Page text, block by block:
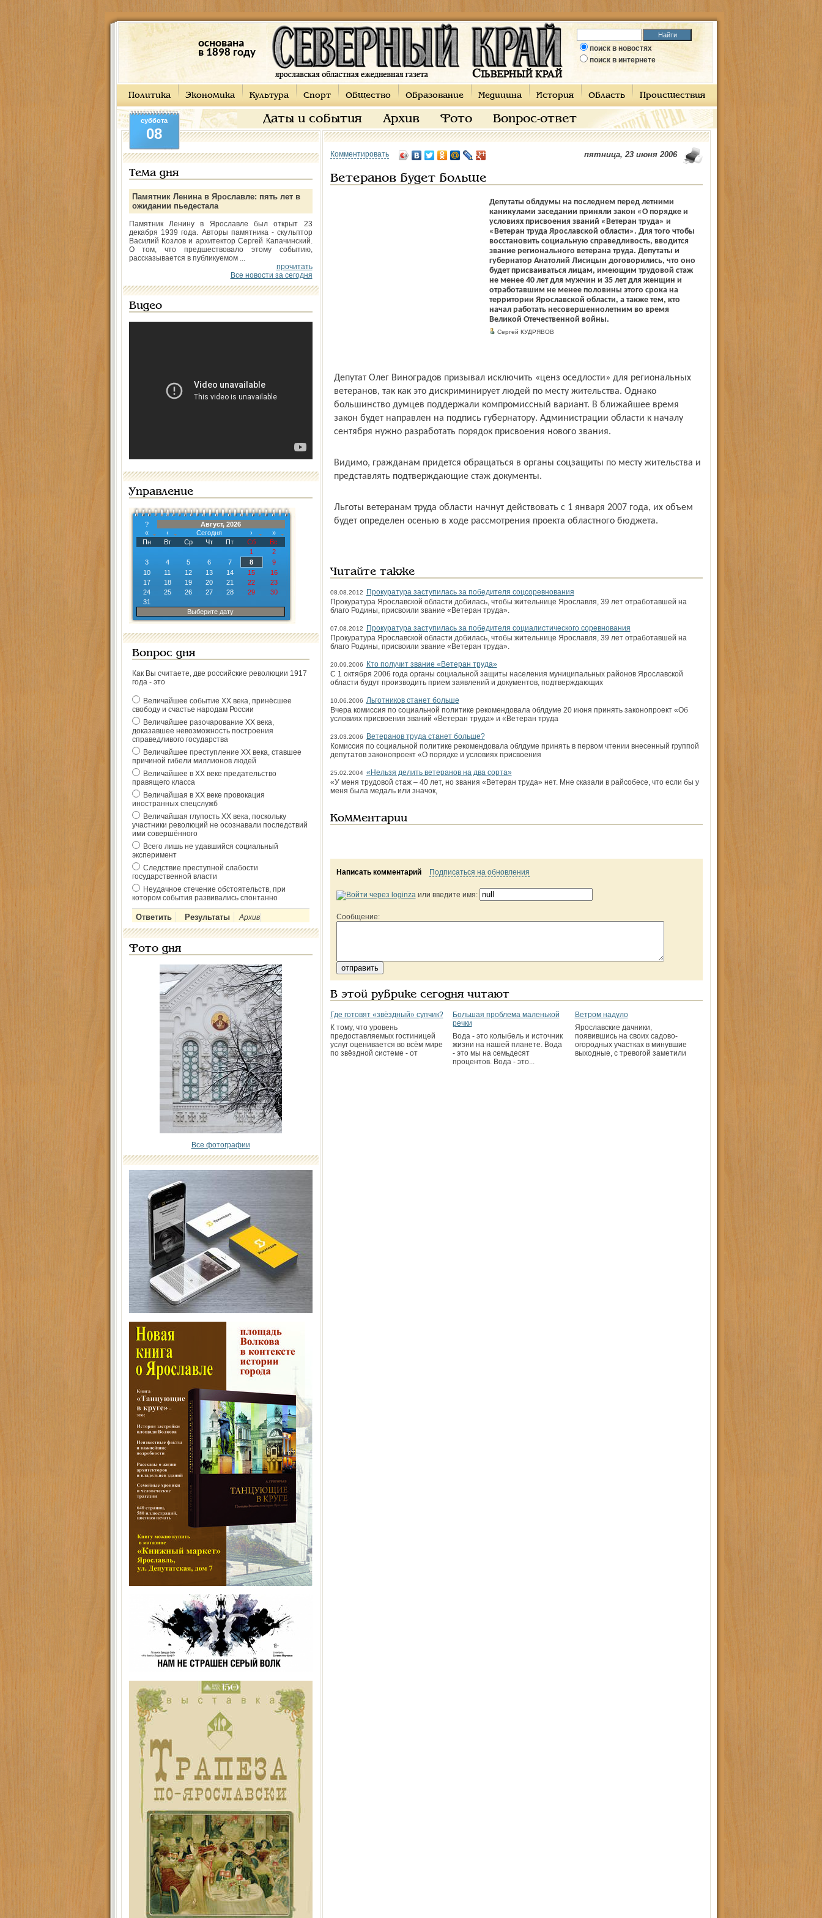
основана
в 1898 году
поиск в новостях
поиск в интернете
Политика Экономика Культура Спорт Общество Образование Медицина История Область Происшествия
Даты и события Архив Фото Вопрос-ответ
суббота
08
Тема дня
Памятник Ленина в Ярославле: пять лет в
ожидании пьедестала
Памятник Ленину в Ярославле был открыт 23
декабря 1939 года. Авторы памятника - скульптор
Василий Козлов и архитектор Сергей Капачинский.
О том, что предшествовало этому событию,
рассказывается в публикуемом ...
прочитать
Все новости за сегодня
Видео
Управление
?
Август, 2026
«
‹ Сегодня ›
»
Пн
Вт Ср Чт Пт Сб
Вс
1
2
3
4 5 6 7 8
9
10
11 12 13 14 15
16
17
18 19 20 21 22
23
24
25 26 27 28 29
30
31
Выберите дату
Вопрос дня
Как Вы считаете, две российские революции 1917
года - это
Величайшее событие ХХ века, принёсшее
свободу и счастье народам России
Величайшее разочарование ХХ века,
доказавшее невозможность построения
справедливого государства
Величайшее преступление ХХ века, ставшее
причиной гибели миллионов людей
Величайшее в ХХ веке предательство
правящего класса
Величайшая в ХХ веке провокация
иностранных спецслужб
Величайшая глупость ХХ века, поскольку
участники революций не осознавали последствий
ими совершённого
Всего лишь не удавшийся социальный
эксперимент
Следствие преступной слабости
государственной власти
Неудачное стечение обстоятельств, при
котором события развивались спонтанно
Архив
Фото дня
Все фотографии
Комментировать пятница, 23 июня 2006
Ветеранов будет больше
Депутаты облдумы на последнем перед летними
каникулами заседании приняли закон «О порядке и
условиях присвоения званий «Ветеран труда» и
«Ветеран труда Ярославской области». Для того чтобы
восстановить социальную справедливость, вводится
звание регионального ветерана труда. Депутаты и
губернатор Анатолий Лисицын договорились, что оно
будет присваиваться лицам, имеющим трудовой стаж
не менее 40 лет для мужчин и 35 лет для женщин и
отработавшим не менее половины этого срока на
территории Ярославской области, а также тем, кто
начал работать несовершеннолетним во время
Великой Отечественной войны.
Сергей КУДРЯВОВ
Депутат Олег Виноградов призывал исключить «ценз оседлости» для региональных
ветеранов, так как это дискриминирует людей по месту жительства. Однако
большинство думцев поддержали компромиссный вариант. В ближайшее время
закон будет направлен на подпись губернатору. Администрации области к началу
сентября нужно разработать порядок присвоения нового звания.
Видимо, гражданам придется обращаться в органы соцзащиты по месту житель­ства и
представлять подтверждающие стаж документы.
Льготы ветеранам труда области начнут действовать с 1 января 2007 года, их объем
будет определен осенью в ходе рассмотрения проекта областного бюджета.
Читайте также
08.08.2012
Прокуратура заступилась за победителя соцсоревнования
Прокуратура Ярославской области добилась, чтобы жительнице Ярославля, 39 лет отработавшей на
благо Родины, присвоили звание «Ветеран труда».
07.08.2012
Прокуратура заступилась за победителя социалистического соревнования
Прокуратура Ярославской области добилась, чтобы жительнице Ярославля, 39 лет отработавшей на
благо Родины, присвоили звание «Ветеран труда».
20.09.2006
Кто получит звание «Ветеран труда»
С 1 октября 2006 года органы социальной защиты населения муниципальных районов Ярославской
области будут производить прием заявлений и документов, подтверждающих
10.06.2006 Льготников станет больше
Вчера комиссия по социальной политике рекомендовала облдуме 20 июня принять законопроект «Об
условиях присвоения званий «Ветеран труда» и «Ветеран труда
23.03.2006
Ветеранов труда станет больше?
Комиссия по социальной политике рекомендовала облдуме принять в первом чтении внесенный группой
депутатов законопроект «О порядке и условиях присвоения
25.02.2004 «Нельзя делить ветеранов на два сорта»
«У меня трудовой стаж – 40 лет, но звания «Ветеран труда» нет. Мне сказали в райсобесе, что если бы у
меня была медаль или значок,
Комментарии
Написать комментарий Подписаться на обновления
или введите имя:
Сообщение:
В этой рубрике сегодня читают
Где готовят «звёздный» супчик?
К тому, что уровень
предоставляемых гостиницей
услуг оценивается во всём мире
по звёздной системе - от
Большая проблема маленькой
речки
Вода - это колыбель и источник
жизни на нашей планете. Вода
- это мы на семьдесят
процентов. Вода - это...
Ветром надуло
Ярославские дачники,
появившись на своих садово-
огородных участках в минувшие
выходные, с тревогой заметили